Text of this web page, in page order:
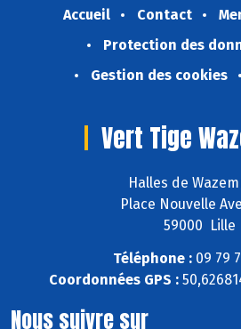
Accueil Contact
Protection des
Gestion des cookies
Vert Tige
Halles de
Place Nouvelle
59000 Lille
Téléphone :09 79
Coordonnées GPS :
Nous suivre sur